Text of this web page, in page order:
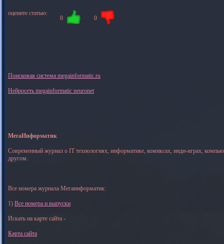
оцените статью:
0 0
Поисковая система megainformatic.ru
Нейросеть megainformatic neuronet
МегаИнформатик
Современный журнал о IT технологиях, информатике, комиксах, инди-играх,
другом.
Все номера журнала Мегаинформатик:
1) Все номера и выпуски
Искать на карте сайта -
Карта сайта